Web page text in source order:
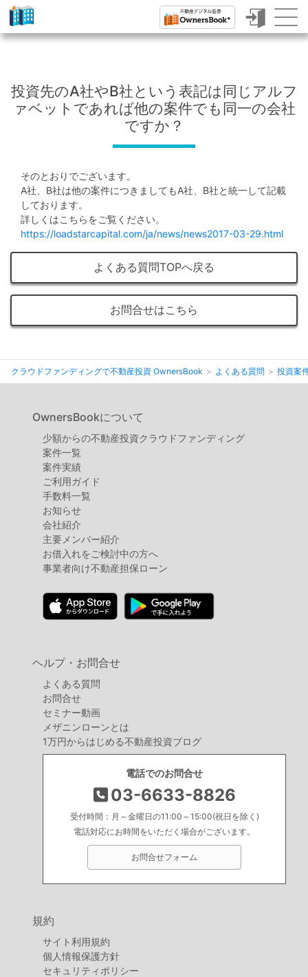
ク
ウ
ド
ン
デ
ィ
ン
で
動
産
投
OwnersBook
投資先のA社やB社という表記は同じアルフ
ァベットであれば他の案件でも同一の会社
ですか？
そのとおりでございます。
A社、B社は他の案件につきましてもA社、B社と統一して記載
しております。
詳しくはこちらをご覧ください。
https://loadstarcapital.com/ja/news/news2017-03-29.html
よくある質問TOPへ戻る
お問合せはこちら
クラウドファンディングで不動産投資 OwnersBook よくある質問 投資案
OwnersBookについて
少額からの不動産投資クラウドファンディング
案件⼀覧
案件実績
ご利用ガイド
手数料一覧
お知らせ
会社紹介
主要メンバー紹介
お借入れをご検討中の方へ
事業者向け不動産担保ローン
ヘルプ・お問合せ
よくある質問
お問合せ
セミナー動画
メザニンローンとは
1万円からはじめる不動産投資ブログ
電話でのお問合せ
03-6633-8826
受付時間：月～金曜日の11:00～15:00(祝日を除く)
電話対応にお時間をいただく場合がございます。
お問合せフォーム
規約
サイト利用規約
個人情報保護方針
セキュリティポリシー